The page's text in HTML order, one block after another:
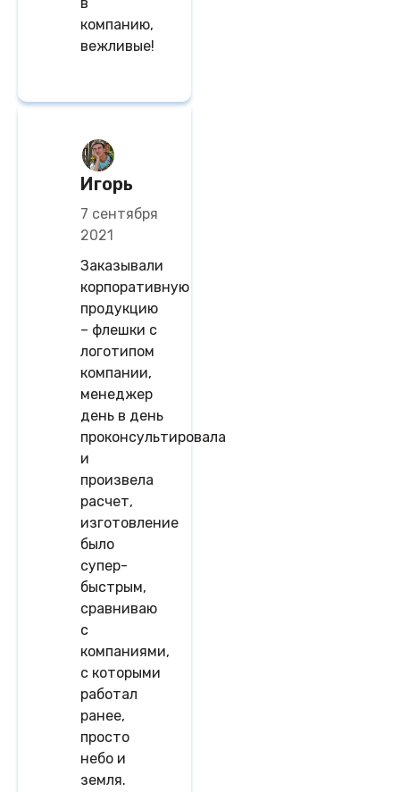
компанию,
вежливые!
Игорь
7 сентября
2021
Заказывали
корпоративную
продукцию
– флешки с
логотипом
компании,
менеджер
день в день
проконсультировала
и
произвела
расчет,
изготовление
было
супер-
быстрым,
сравниваю
с
компаниями,
с которыми
работал
ранее,
просто
небо и
земля.